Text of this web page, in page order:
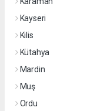
Kayseri
Kilis
Kütahya
Mardin
Muş
Ordu